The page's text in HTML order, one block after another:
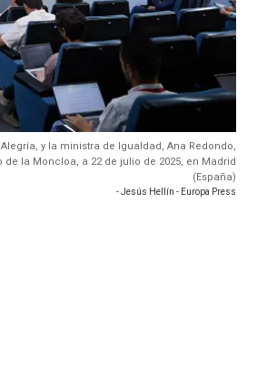
y la ministra de Igualdad, Ana Redondo,
la Moncloa, a 22 de julio de 2025, en Madrid
(España)
- Jesús Hellín - Europa Press